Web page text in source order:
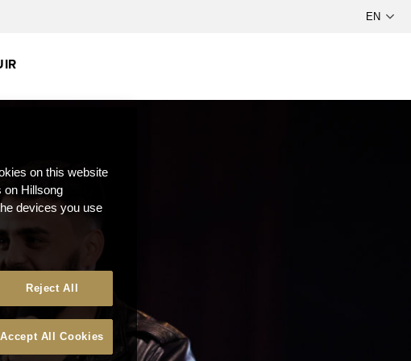
on this website
on Hillsong
devices you use
Reject All
Accept All Cookies